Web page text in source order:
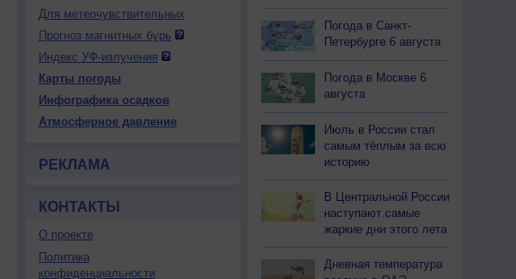
Для метеочувствительных
Прогноз магнитных бурь
Индекс УФ-излучения
Карты погоды
Инфографика осадков
Атмосферное давление
РЕКЛАМА
КОНТАКТЫ
О проекте
Политика
конфиденциальности
Погода в Санкт-
Петербурге 6 августа
Погода в Москве 6
августа
Июль в России стал
самым тёплым за всю
историю
В Центральной России
наступают самые
жаркие дни этого лета
Дневная температура